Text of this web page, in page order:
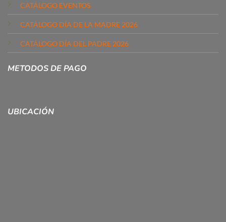
CATÁLOGO EVENTOS
CATÁLOGO DÍA DE LA MADRE 2026
CATÁLOGO DÍA DEL PADRE 2026
METODOS DE PAGO
UBICACIÓN